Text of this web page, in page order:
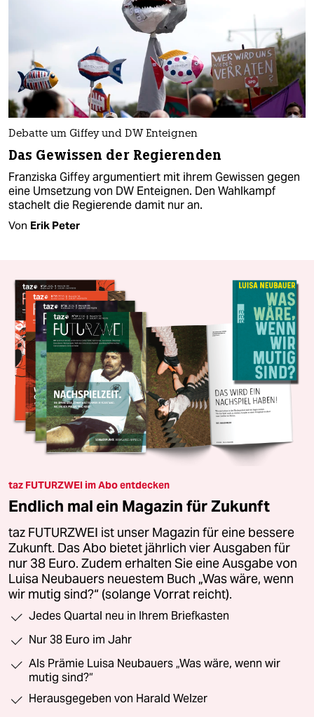
Debatte um Giffey und DW Enteignen
Das Gewissen der Regierenden
Franziska Giffey argumentiert mit ihrem Gewissen gegen
eine Umsetzung von DW Enteignen. Den Wahlkampf
stachelt die Regierende damit nur an.
Von Erik Peter
taz FUTURZWEI im Abo entdecken
Endlich mal ein Magazin für Zukunft
taz FUTURZWEI ist unser Magazin für eine bessere
Zukunft. Das Abo bietet jährlich vier Ausgaben für
nur 38 Euro. Zudem erhalten Sie eine Ausgabe von
Luisa Neubauers neuestem Buch „Was wäre, wenn
wir mutig sind?“ (solange Vorrat reicht).
Jedes Quartal neu in Ihrem Briefkasten
Nur 38 Euro im Jahr
Als Prämie Luisa Neubauers „Was wäre, wenn wir
mutig sind?“
Herausgegeben von Harald Welzer